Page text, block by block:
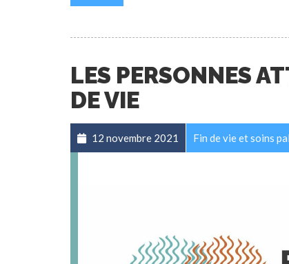
LES PERSONNES
DE VIE
12 novembre 2021 Fin de vie et soins